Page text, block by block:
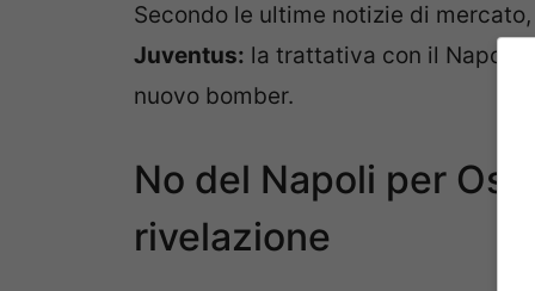
Secondo le ultime notizie di mercato,
Juventus: la trattativa con il Napoli
nuovo bomber.
No del Napoli per
rivelazione